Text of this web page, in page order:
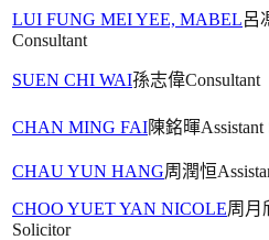
LUI FUNG MEI YEE, MABEL呂
Consultant
SUEN CHI WAI孫志偉Consultant
CHAN MING FAI陳銘暉
CHAU YUN HANG周潤恒
CHOO YUET YAN NICOLE周月
Solicitor